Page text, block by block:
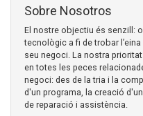
Sobre Nosotros
El nostre objectiu és senzill:
tecnològic a fi de trobar
seu negoci. La nostra
en totes les peces
negoci: des de la tria i la
d'un programa, la creació
de reparació i assistència.